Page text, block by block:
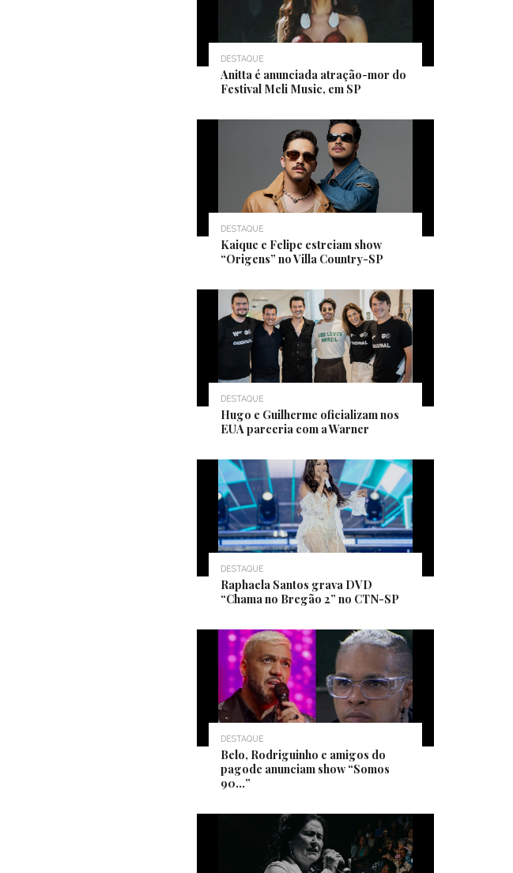
DESTAQUE
Anitta é anunciada atração-mor do
Festival Meli Music, em SP
DESTAQUE
Kaique e Felipe estreiam show
“Origens” no Villa Country-SP
DESTAQUE
Hugo e Guilherme oficializam nos
EUA parceria com a Warner
DESTAQUE
Raphaela Santos grava DVD
“Chama no Bregão 2” no CTN-SP
DESTAQUE
Belo, Rodriguinho e amigos do
pagode anunciam show “Somos
90…”